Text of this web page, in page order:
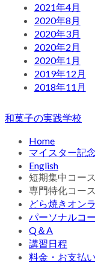
2021年4月
2020年8月
2020年3月
2020年2月
2020年1月
2019年12月
2018年11月
和菓子の実践学校
Home
マイスター記
English
短期集中コース
専門特化コース
どら焼きオン
パーソナルコ
Q＆A
講習日程
料金・お支払い